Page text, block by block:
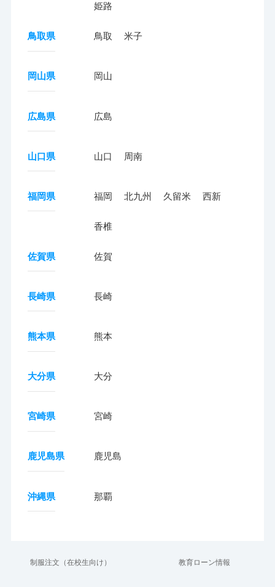
姫路
鳥取県 鳥取 米子
岡山県 岡山
広島県 広島
山口県 山口 周南
福岡県 福岡 北九州 久留米 西新
香椎
佐賀県 佐賀
長崎県 長崎
熊本県 熊本
大分県 大分
宮崎県 宮崎
鹿児島県 鹿児島
沖縄県 那覇
制服注文（在校生向け） 教育ローン情報